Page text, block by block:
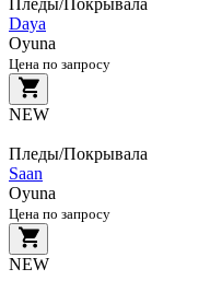
Daya
Oyuna
Цена по запросу
NEW
Пледы/Покрывала
Saan
Oyuna
Цена по запросу
NEW